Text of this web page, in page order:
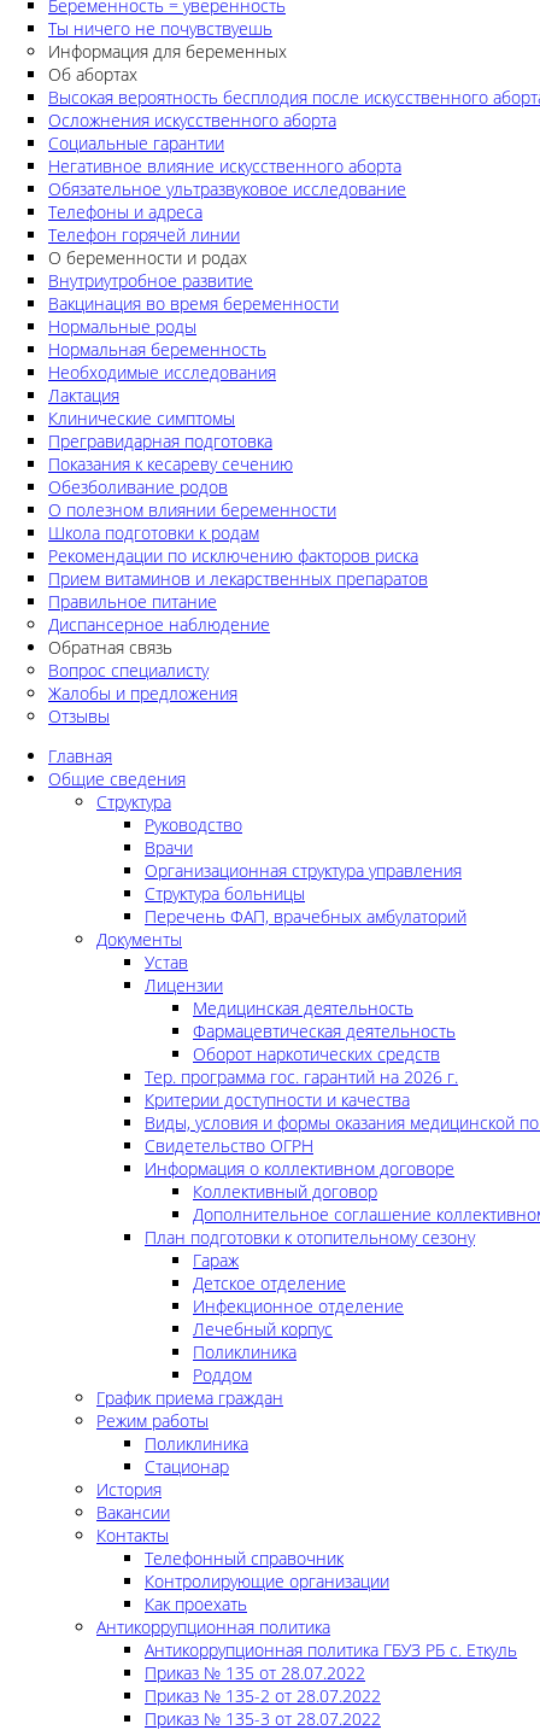
Беременность = уверенность
Ты ничего не почувствуешь
Информация для беременных
Об абортах
Высокая вероятность бесплодия после искусственного
Осложнения искусственного аборта
Социальные гарантии
Негативное влияние искусственного аборта
Обязательное ультразвуковое исследование
Телефоны и адреса
Телефон горячей линии
О беременности и родах
Внутриутробное развитие
Вакцинация во время беременности
Нормальные роды
Нормальная беременность
Необходимые исследования
Лактация
Клинические симптомы
Прегравидарная подготовка
Показания к кесареву сечению
Обезболивание родов
О полезном влиянии беременности
Школа подготовки к родам
Рекомендации по исключению факторов риска
Прием витаминов и лекарственных препаратов
Правильное питание
Диспансерное наблюдение
Обратная связь
Вопрос специалисту
Жалобы и предложения
Отзывы
Главная
Общие сведения
Структура
Руководство
Врачи
Организационная структура управления
Структура больницы
Перечень ФАП, врачебных амбулаторий
Документы
Устав
Лицензии
Медицинская деятельность
Фармацевтическая деятельность
Оборот наркотических средств
Тер. программа гос. гарантий на 2026 г.
Критерии доступности и качества
Виды, условия и формы оказания медицинской
Свидетельство ОГРН
Информация о коллективном договоре
Коллективный договор
Дополнительное соглашение
План подготовки к отопительному сезону
Гараж
Детское отделение
Инфекционное отделение
Лечебный корпус
Поликлиника
Роддом
График приема граждан
Режим работы
Поликлиника
Стационар
История
Вакансии
Контакты
Телефонный справочник
Контролирующие организации
Как проехать
Антикоррупционная политика
Антикоррупционная политика ГБУЗ РБ с. Еткуль
Приказ № 135 от 28.07.2022
Приказ № 135-2 от 28.07.2022
Приказ № 135-3 от 28.07.2022